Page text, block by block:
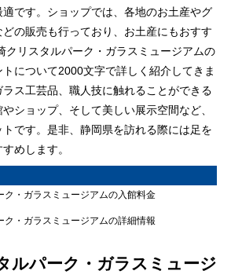
です。ショップでは、各地のお土産やグ
の販売も行っており、お土産にもおすす
クリスタルパーク・ガラスミュージアムの
について2000文字で詳しく紹介してきま
ス工芸品、職人技に触れることができる
ショップ、そして美しい展示空間など、
です。是非、静岡県を訪れる際には足を
めします。
ク・ガラスミュージアムの入館料金
ク・ガラスミュージアムの詳細情報
ルパーク・ガラスミュージ